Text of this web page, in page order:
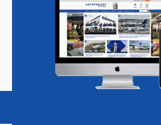
Magazine Podcasts